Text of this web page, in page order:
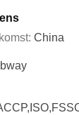
China